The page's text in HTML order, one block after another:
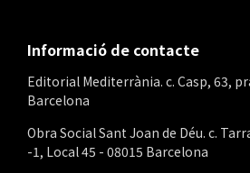
Informació de contacte
Editorial Mediterrània. c. Casp, 63,
Barcelona
Obra Social Sant Joan de Déu. c.
-1, Local 45 - 08015 Barcelona